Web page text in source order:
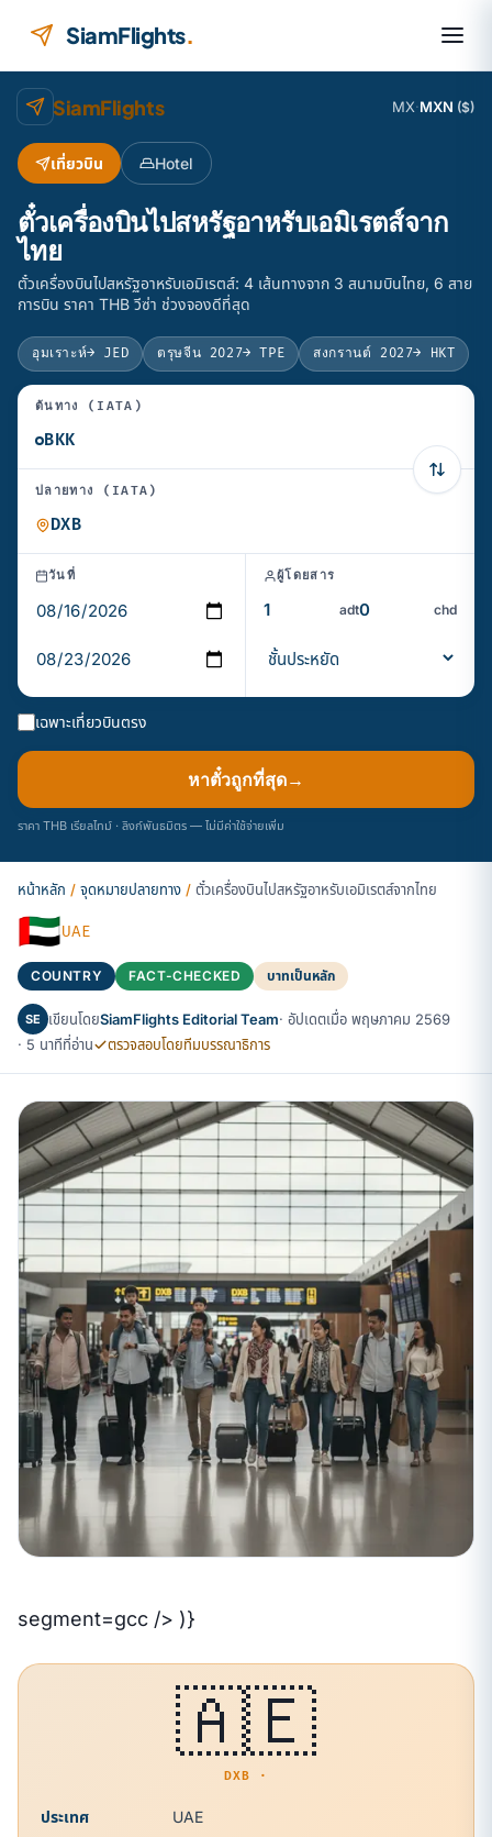
SiamFlights.
SiamFlights MX·MXN ($)
เที่ยวบิน Hotel
ตั๋วเครื่องบินไปสหรัฐอาหรับเอมิเรตส์จาก
ไทย
ตั๋วเครื่องบินไปสหรัฐอาหรับเอมิเรตส์: 4 เส้นทางจาก 3 สนามบินไทย, 6 สาย
การบิน ราคา THB วีซ่า ช่วงจองดีที่สุด
อุมเราะห์→ JED ตรุษจีน 2027→ TPE สงกรานต์ 2027→ HKT
ต้นทาง (IATA)
ปลายทาง (IATA)
วันที่ ผู้โดยสาร
adt chd
เฉพาะเที่ยวบินตรง
หาตั๋วถูกที่สุด→
ราคา THB เรียลไทม์ · ลิงก์พันธมิตร — ไม่มีค่าใช้จ่ายเพิ่ม
หน้าหลัก / จุดหมายปลายทาง / ตั๋วเครื่องบินไปสหรัฐอาหรับเอมิเรตส์จากไทย
🇦🇪UAE
COUNTRY FACT-CHECKED บาทเป็นหลัก
SE เขียนโดยSiamFlights Editorial Team· อัปเดตเมื่อ พฤษภาคม 2569
· 5 นาทีที่อ่าน
ตรวจสอบโดยทีมบรรณาธิการ
segment=gcc /> )}
🇦🇪
DXB ·
ประเทศ
UAE